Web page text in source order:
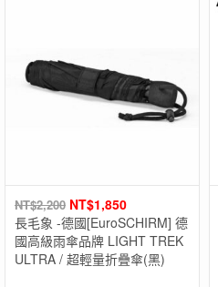
NT$2,200 NT$1,850
長毛象 -德國[EuroSCHIRM] 德
國高級雨傘品牌 LIGHT TREK
ULTRA / 超輕量折疊傘(黑)